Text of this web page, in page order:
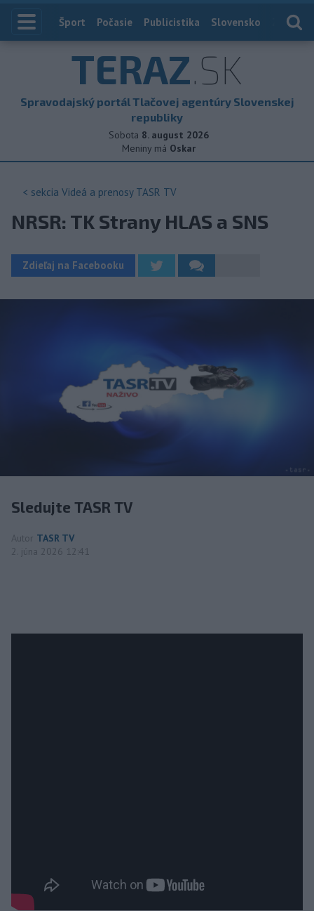
Index
Šport Počasie Publicistika Slovensko
TERAZ.SK
Spravodajský portál Tlačovej agentúry Slovenskej
republiky
Sobota 8. august 2026
Meniny má Oskar
< sekcia Videá a prenosy TASR TV
NRSR: TK Strany HLAS a SNS
Zdieľaj na Facebooku
Sledujte TASR TV
Autor TASR TV
2. júna 2026 12:41